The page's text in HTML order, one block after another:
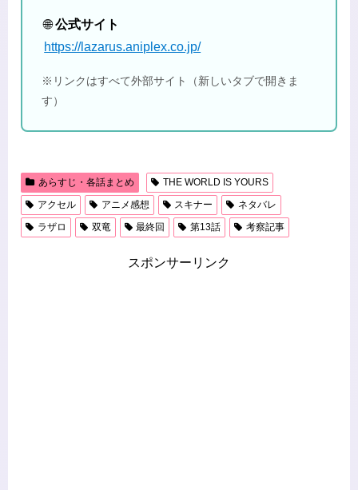
🌐公式サイト
https://lazarus.aniplex.co.jp/
※リンクはすべて外部サイト（新しいタブで開きま
す）
あらすじ・各話まとめ
THE WORLD IS YOURS
アクセル
アニメ感想 スキナー
ネタバレ
ラザロ
双竜 最終回 第13話 考察記事
スポンサーリンク